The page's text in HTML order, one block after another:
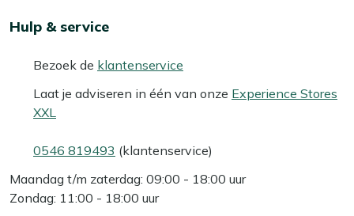
Hulp & service
Bezoek de klantenservice
Laat je adviseren in één van onze Experience Stores
XXL
0546 819493 (klantenservice)
Maandag t/m zaterdag: 09:00 - 18:00 uur
Zondag: 11:00 - 18:00 uur